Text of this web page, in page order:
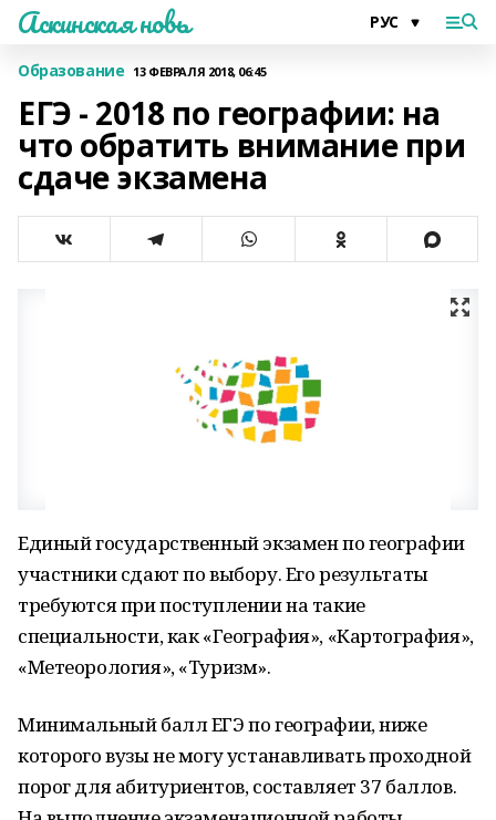
Аскинская новь
Образование 13 ФЕВРАЛЯ 2018, 06:45
ЕГЭ - 2018 по географии: на
что обратить внимание при
сдаче экзамена
Единый государственный экзамен по географии
участники сдают по выбору. Его результаты
требуются при поступлении на такие
специальности, как «География», «Картография»,
«Метеорология», «Туризм».
Минимальный балл ЕГЭ по географии, ниже
которого вузы не могу устанавливать проходной
порог для абитуриентов, составляет 37 баллов.